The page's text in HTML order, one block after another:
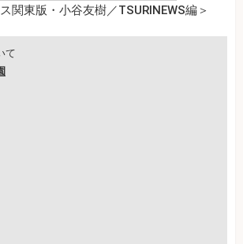
関東版・小谷友樹／TSURINEWS編＞
て